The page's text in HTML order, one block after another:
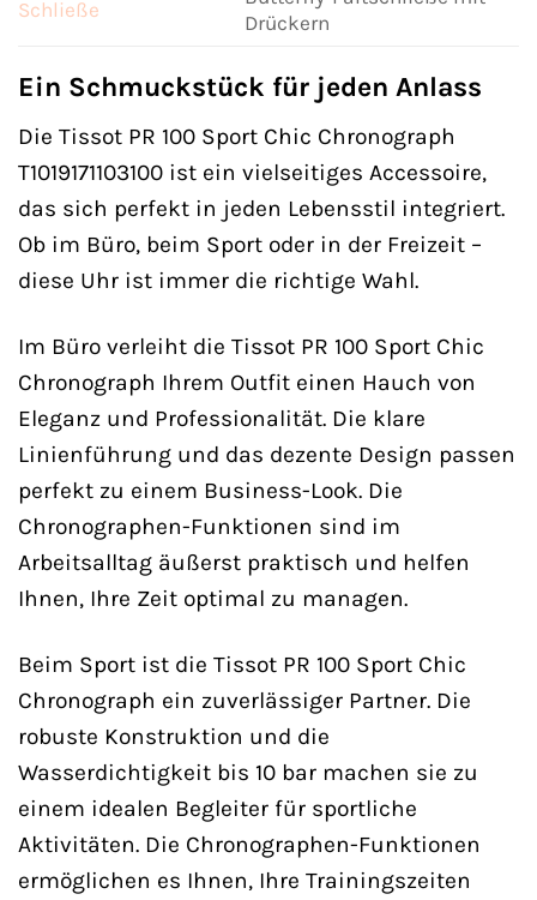
Schließe
Drückern
Ein Schmuckstück für jeden Anlass
Die Tissot PR 100 Sport Chic Chronograph
T1019171103100 ist ein vielseitiges Accessoire,
das sich perfekt in jeden Lebensstil integriert.
Ob im Büro, beim Sport oder in der Freizeit –
diese Uhr ist immer die richtige Wahl.
Im Büro verleiht die Tissot PR 100 Sport Chic
Chronograph Ihrem Outfit einen Hauch von
Eleganz und Professionalität. Die klare
Linienführung und das dezente Design passen
perfekt zu einem Business-Look. Die
Chronographen-Funktionen sind im
Arbeitsalltag äußerst praktisch und helfen
Ihnen, Ihre Zeit optimal zu managen.
Beim Sport ist die Tissot PR 100 Sport Chic
Chronograph ein zuverlässiger Partner. Die
robuste Konstruktion und die
Wasserdichtigkeit bis 10 bar machen sie zu
einem idealen Begleiter für sportliche
Aktivitäten. Die Chronographen-Funktionen
ermöglichen es Ihnen, Ihre Trainingszeiten